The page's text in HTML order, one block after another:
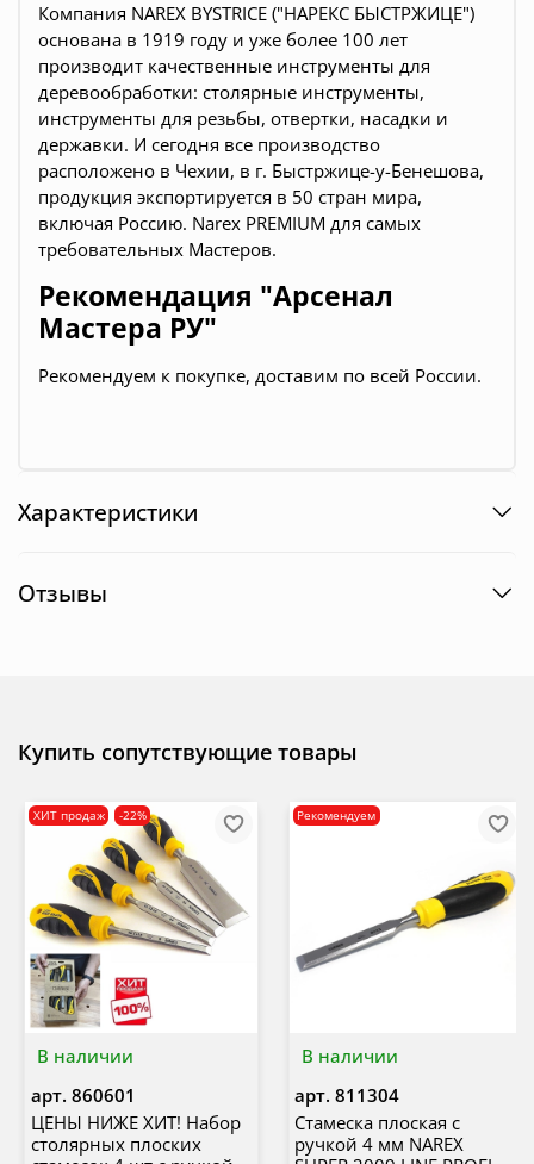
Компания NAREX BYSTRICE ("НАРЕКС БЫСТРЖИЦЕ")
основана в 1919 году и уже более 100 лет
производит качественные инструменты для
деревообработки: столярные инструменты,
инструменты для резьбы, отвертки, насадки и
державки. И сегодня все производство
расположено в Чехии, в г. Быстржице-у-Бенешова,
продукция экспортируется в 50 стран мира,
включая Россию. Narex PREMIUM для самых
требовательных Мастеров.
Рекомендация "Арсенал
Мастера РУ"
Рекомендуем к покупке, доставим по всей России.
Характеристики
Отзывы
Купить сопутствующие товары
В наличии
ХИТ продаж -22%
арт. 860601
ЦЕНЫ НИЖЕ ХИТ! Набор
столярных плоских
В наличии
Рекомендуем
арт. 811304
Стамеска плоская с
ручкой 4 мм NAREX